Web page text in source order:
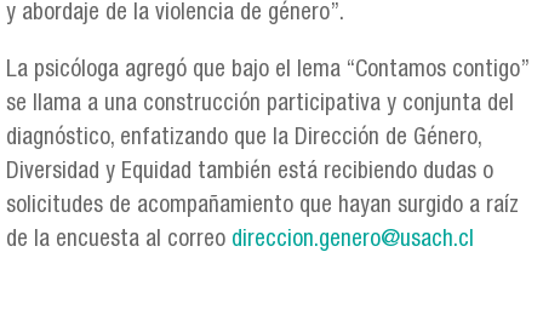
y abordaje de la violencia de género”.
La psicóloga agregó que bajo el lema “Contamos contigo”
se llama a una construcción participativa y conjunta del
diagnóstico, enfatizando que la Dirección de Género,
Diversidad y Equidad también está recibiendo dudas o
solicitudes de acompañamiento que hayan surgido a raíz
de la encuesta al correo direccion.genero@usach.cl